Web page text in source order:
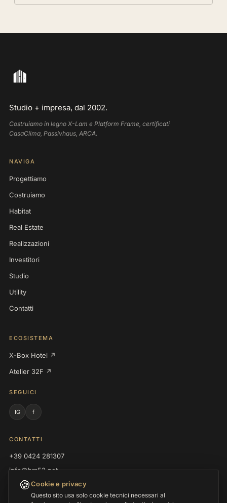
Studio + impresa, dal 2002.
Costruiamo in legno X-Lam e Platform Frame, certificati
CasaClima, Passivhaus, ARCA.
NAVIGA
Progettiamo
Costruiamo
Habitat
Real Estate
Realizzazioni
Investitori
Studio
Utility
Contatti
ECOSISTEMA
X-Box Hotel ↗
Atelier 32F ↗
SEGUICI
IG f
CONTATTI
+39 0424 281307
info@hm52.net
P.IVA 03008270245
🍪Cookie e privacy
Questo sito usa solo cookie tecnici necessari al